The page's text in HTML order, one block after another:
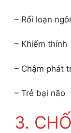
– Rối loạn
– Khiếm thính
– Chậm phát
– Trẻ bại não
3.